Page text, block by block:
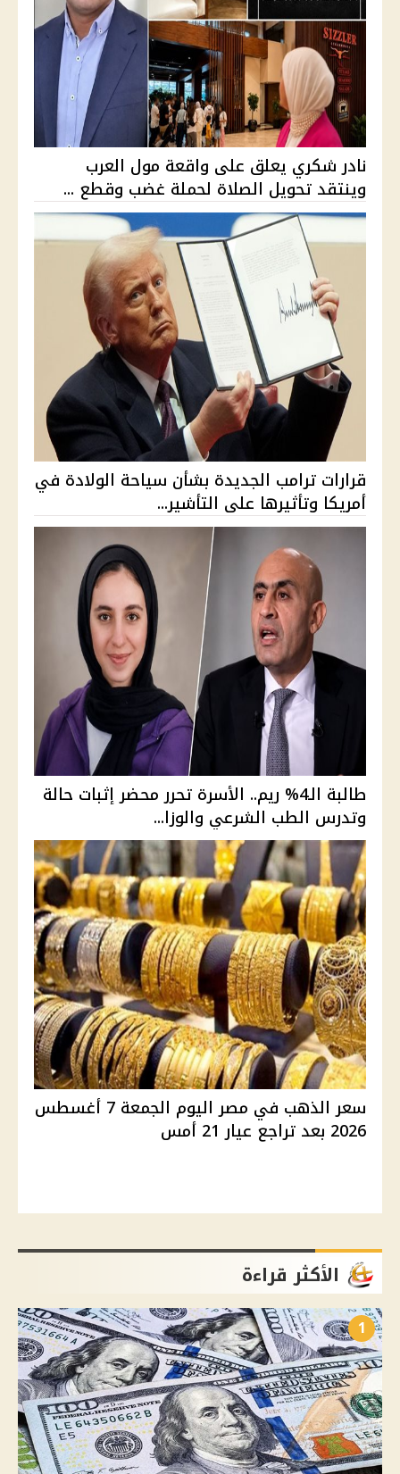
نادر شكري يعلق على واقعة مول العرب
وينتقد تحويل الصلاة لحملة غضب وقطع ...
قرارات ترامب الجديدة بشأن سياحة الولادة في
أمريكا وتأثيرها على التأشير...
طالبة الـ4% ريم.. الأسرة تحرر محضر إثبات حالة
وتدرس الطب الشرعي والوزا...
سعر الذهب في مصر اليوم الجمعة 7 أغسطس
2026 بعد تراجع عيار 21 أمس
الأكثر قراءة
1